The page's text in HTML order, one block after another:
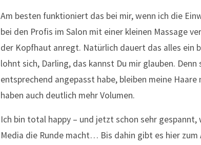
Am besten funktioniert das bei mir, wenn ich die
bei den Profis im Salon mit einer kleinen Massage
der Kopfhaut anregt. Natürlich dauert das alles ein
lohnt sich, Darling, das kannst Du mir glauben.
entsprechend angepasst habe, bleiben meine
haben auch deutlich mehr Volumen.
Ich bin total happy – und jetzt schon sehr
Media die Runde macht… Bis dahin gibt es hier zum